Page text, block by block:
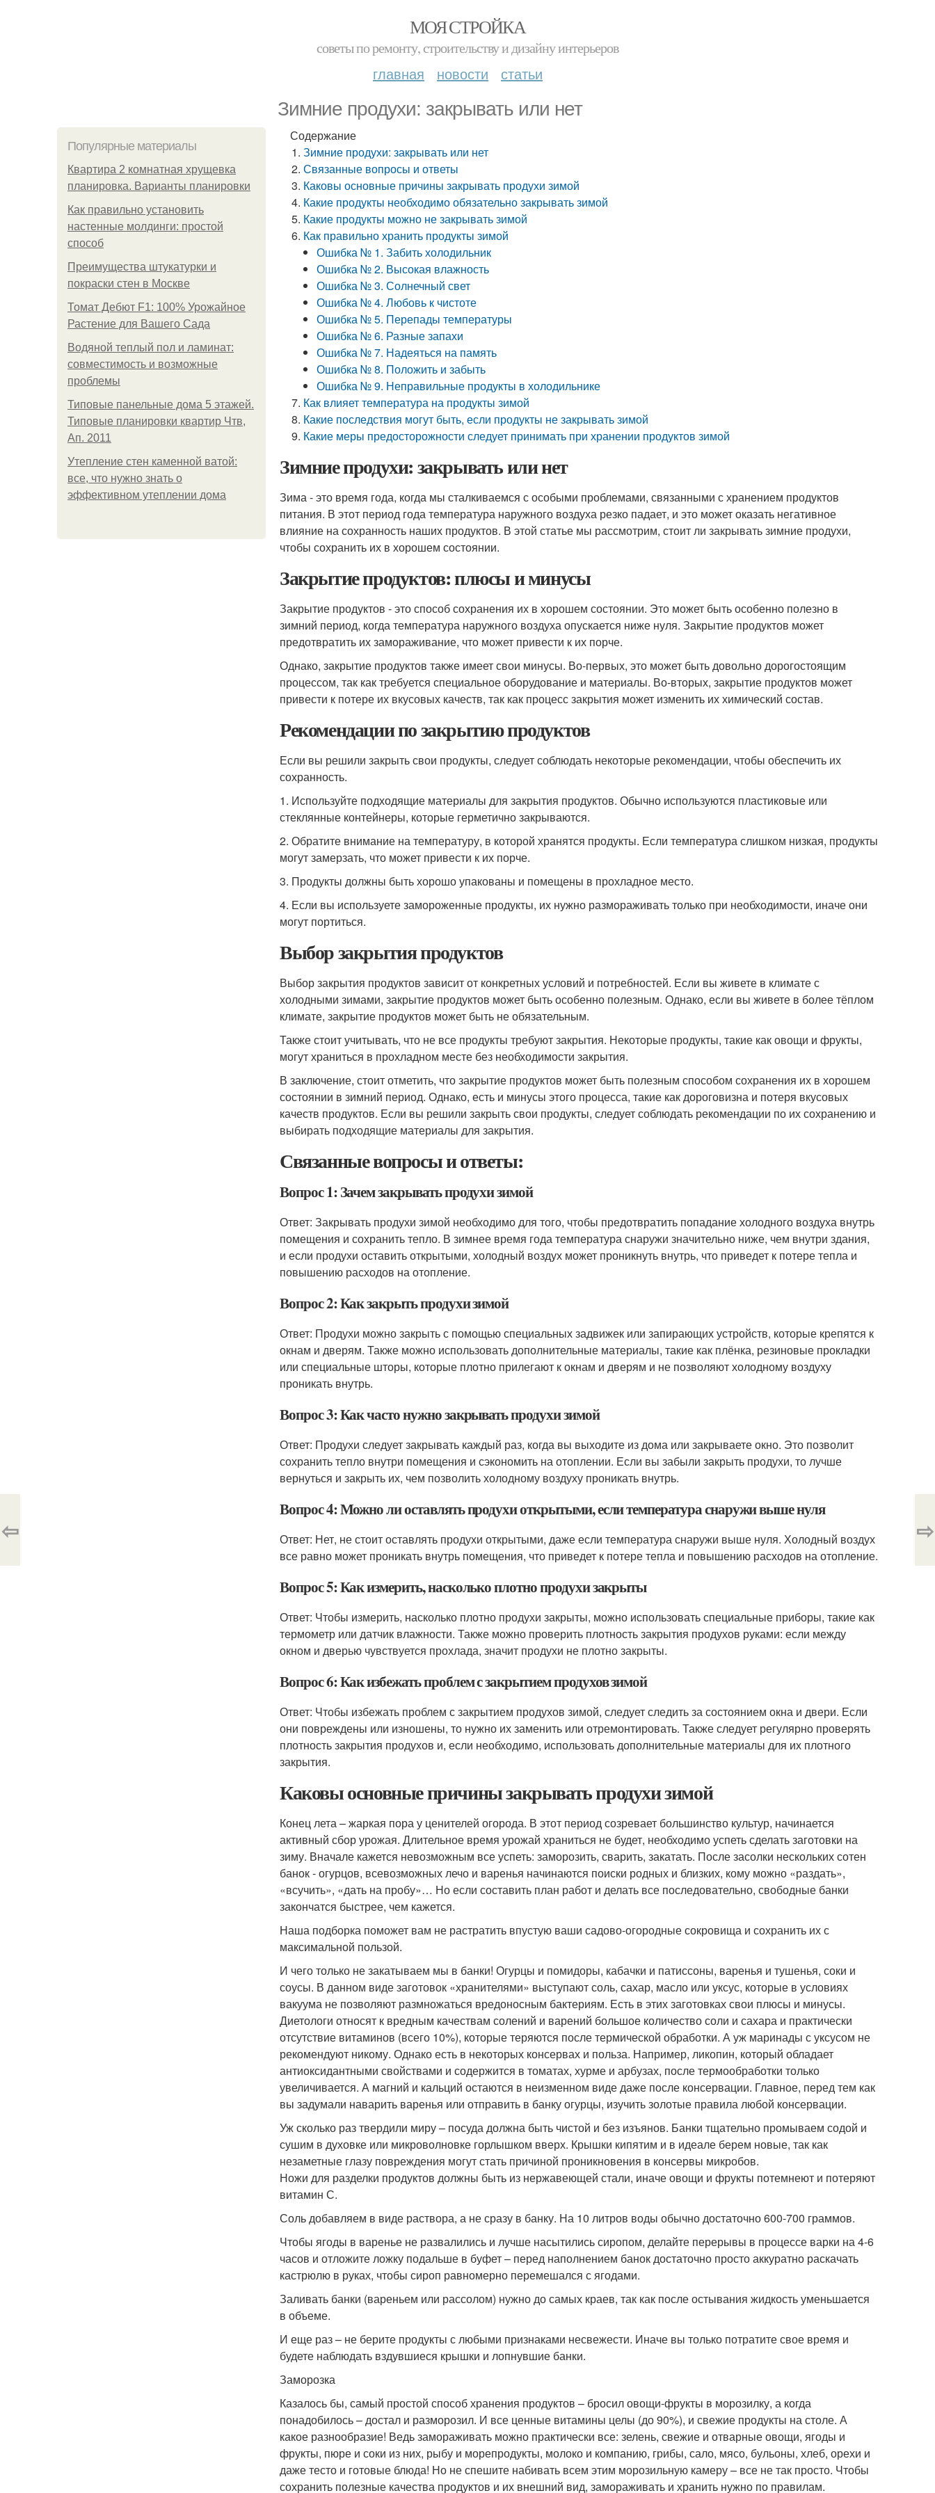
МОЯ СТРОЙКА
советы по ремонту, строительству и дизайну интерьеров
главная новости статьи
Зимние продухи: закрывать или нет
Популярные материалы
Квартира 2 комнатная хрущевка
планировка. Варианты планировки
Как правильно установить
настенные молдинги: простой
способ
Преимущества штукатурки и
покраски стен в Москве
Томат Дебют F1: 100% Урожайное
Растение для Вашего Сада
Водяной теплый пол и ламинат:
совместимость и возможные
проблемы
Типовые панельные дома 5 этажей.
Типовые планировки квартир Чтв,
Ап. 2011
Утепление стен каменной ватой:
все, что нужно знать о
эффективном утеплении дома
Содержание
Зимние продухи: закрывать или нет
Связанные вопросы и ответы
Каковы основные причины закрывать продухи зимой
Какие продукты необходимо обязательно закрывать зимой
Какие продукты можно не закрывать зимой
Как правильно хранить продукты зимой
Ошибка № 1. Забить холодильник
Ошибка № 2. Высокая влажность
Ошибка № 3. Солнечный свет
Ошибка № 4. Любовь к чистоте
Ошибка № 5. Перепады температуры
Ошибка № 6. Разные запахи
Ошибка № 7. Надеяться на память
Ошибка № 8. Положить и забыть
Ошибка № 9. Неправильные продукты в холодильнике
Как влияет температура на продукты зимой
Какие последствия могут быть, если продукты не закрывать зимой
Какие меры предосторожности следует принимать при хранении продуктов зимой
Зимние продухи: закрывать или нет
Зима - это время года, когда мы сталкиваемся с особыми проблемами, связанными с хранением продуктов
питания. В этот период года температура наружного воздуха резко падает, и это может оказать негативное
влияние на сохранность наших продуктов. В этой статье мы рассмотрим, стоит ли закрывать зимние продухи,
чтобы сохранить их в хорошем состоянии.
Закрытие продуктов: плюсы и минусы
Закрытие продуктов - это способ сохранения их в хорошем состоянии. Это может быть особенно полезно в
зимний период, когда температура наружного воздуха опускается ниже нуля. Закрытие продуктов может
предотвратить их замораживание, что может привести к их порче.
Однако, закрытие продуктов также имеет свои минусы. Во-первых, это может быть довольно дорогостоящим
процессом, так как требуется специальное оборудование и материалы. Во-вторых, закрытие продуктов может
привести к потере их вкусовых качеств, так как процесс закрытия может изменить их химический состав.
Рекомендации по закрытию продуктов
Если вы решили закрыть свои продукты, следует соблюдать некоторые рекомендации, чтобы обеспечить их
сохранность.
1. Используйте подходящие материалы для закрытия продуктов. Обычно используются пластиковые или
стеклянные контейнеры, которые герметично закрываются.
2. Обратите внимание на температуру, в которой хранятся продукты. Если температура слишком низкая, продукты
могут замерзать, что может привести к их порче.
3. Продукты должны быть хорошо упакованы и помещены в прохладное место.
4. Если вы используете замороженные продукты, их нужно размораживать только при необходимости, иначе они
могут портиться.
Выбор закрытия продуктов
Выбор закрытия продуктов зависит от конкретных условий и потребностей. Если вы живете в климате с
холодными зимами, закрытие продуктов может быть особенно полезным. Однако, если вы живете в более тёплом
климате, закрытие продуктов может быть не обязательным.
Также стоит учитывать, что не все продукты требуют закрытия. Некоторые продукты, такие как овощи и фрукты,
могут храниться в прохладном месте без необходимости закрытия.
В заключение, стоит отметить, что закрытие продуктов может быть полезным способом сохранения их в хорошем
состоянии в зимний период. Однако, есть и минусы этого процесса, такие как дороговизна и потеря вкусовых
качеств продуктов. Если вы решили закрыть свои продукты, следует соблюдать рекомендации по их сохранению и
выбирать подходящие материалы для закрытия.
Связанные вопросы и ответы:
Вопрос 1: Зачем закрывать продухи зимой
Ответ: Закрывать продухи зимой необходимо для того, чтобы предотвратить попадание холодного воздуха внутрь
помещения и сохранить тепло. В зимнее время года температура снаружи значительно ниже, чем внутри здания,
и если продухи оставить открытыми, холодный воздух может проникнуть внутрь, что приведет к потере тепла и
повышению расходов на отопление.
Вопрос 2: Как закрыть продухи зимой
Ответ: Продухи можно закрыть с помощью специальных задвижек или запирающих устройств, которые крепятся к
окнам и дверям. Также можно использовать дополнительные материалы, такие как плёнка, резиновые прокладки
или специальные шторы, которые плотно прилегают к окнам и дверям и не позволяют холодному воздуху
проникать внутрь.
Вопрос 3: Как часто нужно закрывать продухи зимой
Ответ: Продухи следует закрывать каждый раз, когда вы выходите из дома или закрываете окно. Это позволит
сохранить тепло внутри помещения и сэкономить на отоплении. Если вы забыли закрыть продухи, то лучше
вернуться и закрыть их, чем позволить холодному воздуху проникать внутрь.
Вопрос 4: Можно ли оставлять продухи открытыми, если температура снаружи выше нуля
Ответ: Нет, не стоит оставлять продухи открытыми, даже если температура снаружи выше нуля. Холодный воздух
все равно может проникать внутрь помещения, что приведет к потере тепла и повышению расходов на отопление.
Вопрос 5: Как измерить, насколько плотно продухи закрыты
Ответ: Чтобы измерить, насколько плотно продухи закрыты, можно использовать специальные приборы, такие как
термометр или датчик влажности. Также можно проверить плотность закрытия продухов руками: если между
окном и дверью чувствуется прохлада, значит продухи не плотно закрыты.
Вопрос 6: Как избежать проблем с закрытием продухов зимой
Ответ: Чтобы избежать проблем с закрытием продухов зимой, следует следить за состоянием окна и двери. Если
они повреждены или изношены, то нужно их заменить или отремонтировать. Также следует регулярно проверять
плотность закрытия продухов и, если необходимо, использовать дополнительные материалы для их плотного
закрытия.
Каковы основные причины закрывать продухи зимой
Конец лета – жаркая пора у ценителей огорода. В этот период созревает большинство культур, начинается
активный сбор урожая. Длительное время урожай храниться не будет, необходимо успеть сделать заготовки на
зиму. Вначале кажется невозможным все успеть: заморозить, сварить, закатать. После засолки нескольких сотен
банок - огурцов, всевозможных лечо и варенья начинаются поиски родных и близких, кому можно «раздать»,
«всучить», «дать на пробу»… Но если составить план работ и делать все последовательно, свободные банки
закончатся быстрее, чем кажется.
Наша подборка поможет вам не растратить впустую ваши садово-огородные сокровища и сохранить их с
максимальной пользой.
И чего только не закатываем мы в банки! Огурцы и помидоры, кабачки и патиссоны, варенья и тушенья, соки и
соусы. В данном виде заготовок «хранителями» выступают соль, сахар, масло или уксус, которые в условиях
вакуума не позволяют размножаться вредоносным бактериям. Есть в этих заготовках свои плюсы и минусы.
Диетологи относят к вредным качествам солений и варений большое количество соли и сахара и практически
отсутствие витаминов (всего 10%), которые теряются после термической обработки. А уж маринады с уксусом не
рекомендуют никому. Однако есть в некоторых консервах и польза. Например, ликопин, который обладает
антиоксидантными свойствами и содержится в томатах, хурме и арбузах, после термообработки только
увеличивается. А магний и кальций остаются в неизменном виде даже после консервации. Главное, перед тем как
вы задумали наварить варенья или отправить в банку огурцы, изучить золотые правила любой консервации.
Уж сколько раз твердили миру – посуда должна быть чистой и без изъянов. Банки тщательно промываем содой и
сушим в духовке или микроволновке горлышком вверх. Крышки кипятим и в идеале берем новые, так как
незаметные глазу повреждения могут стать причиной проникновения в консервы микробов.
Ножи для разделки продуктов должны быть из нержавеющей стали, иначе овощи и фрукты потемнеют и потеряют
витамин С.
Соль добавляем в виде раствора, а не сразу в банку. На 10 литров воды обычно достаточно 600-700 граммов.
Чтобы ягоды в варенье не развалились и лучше насытились сиропом, делайте перерывы в процессе варки на 4-6
часов и отложите ложку подальше в буфет – перед наполнением банок достаточно просто аккуратно раскачать
кастрюлю в руках, чтобы сироп равномерно перемешался с ягодами.
Заливать банки (вареньем или рассолом) нужно до самых краев, так как после остывания жидкость уменьшается
в объеме.
И еще раз – не берите продукты с любыми признаками несвежести. Иначе вы только потратите свое время и
будете наблюдать вздувшиеся крышки и лопнувшие банки.
Заморозка
Казалось бы, самый простой способ хранения продуктов – бросил овощи-фрукты в морозилку, а когда
понадобилось – достал и разморозил. И все ценные витамины целы (до 90%), и свежие продукты на столе. А
какое разнообразие! Ведь замораживать можно практически все: зелень, свежие и отварные овощи, ягоды и
фрукты, пюре и соки из них, рыбу и морепродукты, молоко и компанию, грибы, сало, мясо, бульоны, хлеб, орехи и
даже тесто и готовые блюда! Но не спешите набивать всем этим морозильную камеру – все не так просто. Чтобы
сохранить полезные качества продуктов и их внешний вид, замораживать и хранить нужно по правилам.
⇦ ⇨